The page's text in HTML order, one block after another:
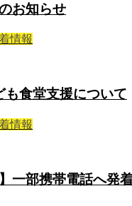
お知らせ
情報
も食堂支援について
情報
】一部携帯電話へ発